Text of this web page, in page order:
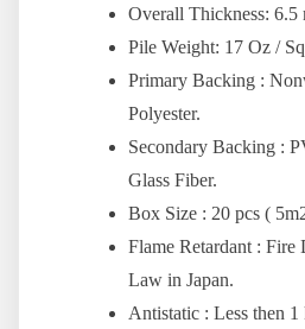
Overall Thickness: 6.5
Pile Weight: 17 Oz /
Primary Backing :
Polyester.
Secondary Backing :
Glass Fiber.
Box Size : 20 pcs (
Flame Retardant : Fire
Law in Japan.
Antistatic : Less then 1